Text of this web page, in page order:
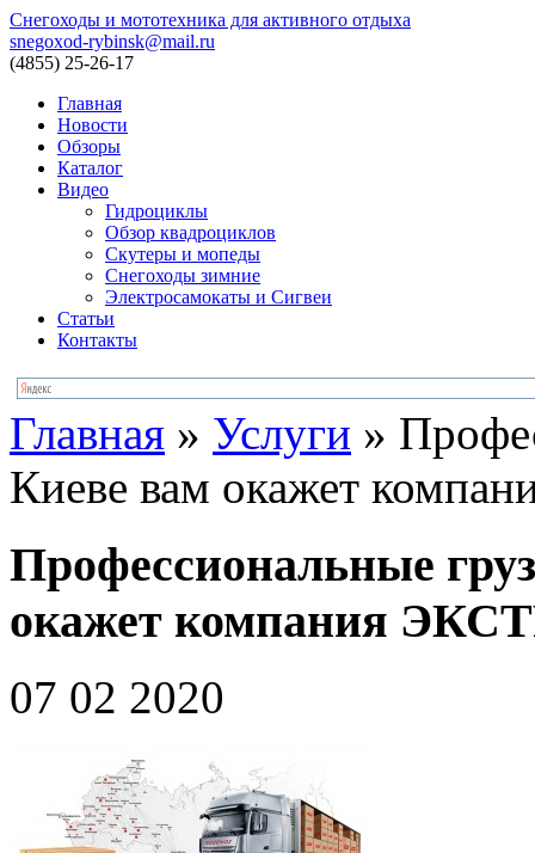
Снегоходы и мототехника для активного отдыха
snegoxod-rybinsk@mail.ru
(4855) 25-26-17
Главная
Новости
Обзоры
Каталог
Видео
Гидроциклы
Обзор квадроциклов
Скутеры и мопеды
Снегоходы зимние
Электросамокаты и Сигвеи
Статьи
Контакты
Главная » Услуги »
Киеве вам окажет
Профессиональные
окажет компания
07 02 2020